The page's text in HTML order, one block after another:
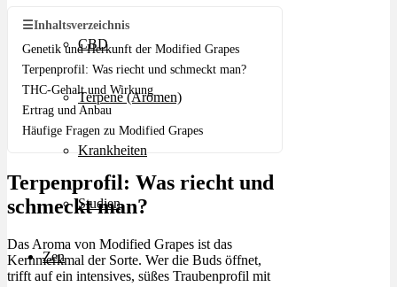
CBD
Terpene (Aromen)
Krankheiten
Studien
Zen
☰Inhaltsverzeichnis
Genetik und Herkunft der Modified Grapes
Terpenprofil: Was riecht und schmeckt man?
THC-Gehalt und Wirkung
Ertrag und Anbau
Häufige Fragen zu Modified Grapes
Terpenprofil: Was riecht und
schmeckt man?
Das Aroma von Modified Grapes ist das
Kernmerkmal der Sorte. Wer die Buds öffnet,
trifft auf ein intensives, süßes Traubenprofil mit